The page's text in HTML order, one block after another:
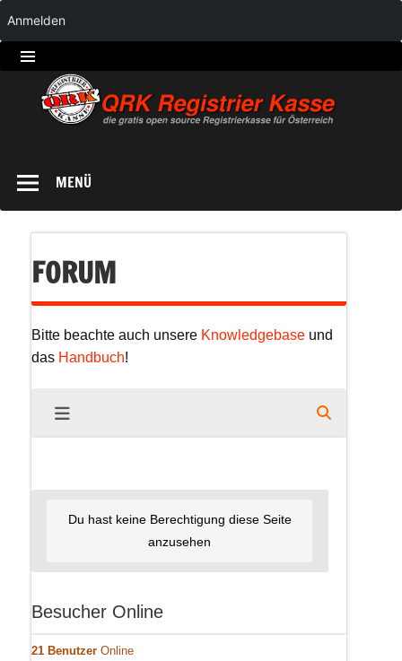
QRK
MENÜ
FORUM
Bitte beachte auch unsere Knowledgebase und
das Handbuch!
Du hast keine Berechtigung diese Seite
anzusehen
Besucher Online
21 Benutzer Online
Anmelden